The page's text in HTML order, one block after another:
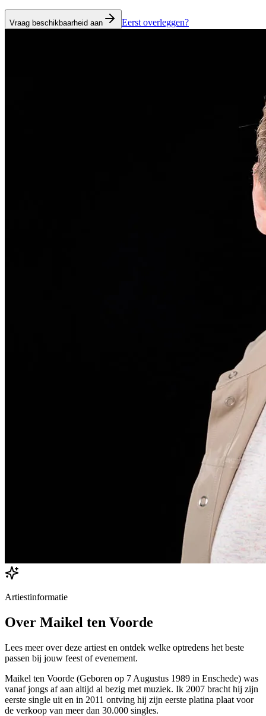
Vraag beschikbaarheid aan Eerst overleggen?
Artiestinformatie
Over Maikel ten Voorde
Lees meer over deze artiest en ontdek welke optredens het beste
passen bij jouw feest of evenement.
Maikel ten Voorde (Geboren op 7 Augustus 1989 in Enschede) was
vanaf jongs af aan altijd al bezig met muziek. Ik 2007 bracht hij zijn
eerste single uit en in 2011 ontving hij zijn eerste platina plaat voor
de verkoop van meer dan 30.000 singles.